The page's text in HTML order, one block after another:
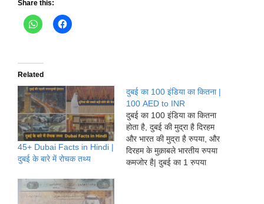
Share this:
Related
45+ Dubai Facts in Hindi |
दुबई के बारे में रोचक तथ्य
दुबई का 100 इंडिया का कितना |
100 AED to INR
दुबई का 100 इंडिया का कितना
होता है, दुबई की मुद्रा है दिरहम
और भारत की मुद्रा है रुपया, और
दिरहम के मुक़ाबले भारतीय रुपया
कमजोर है| दुबई का 1 रुपया